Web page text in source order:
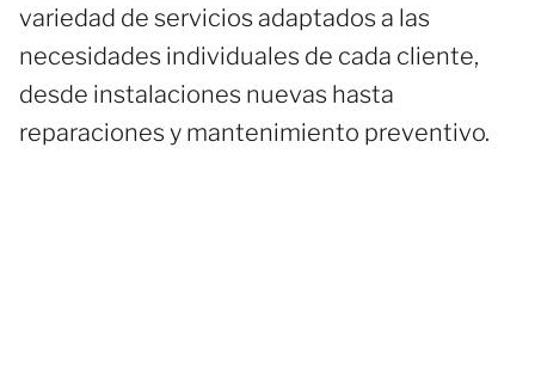
variedad de servicios adaptados a las
necesidades individuales de cada cliente,
desde instalaciones nuevas hasta
reparaciones y mantenimiento preventivo.